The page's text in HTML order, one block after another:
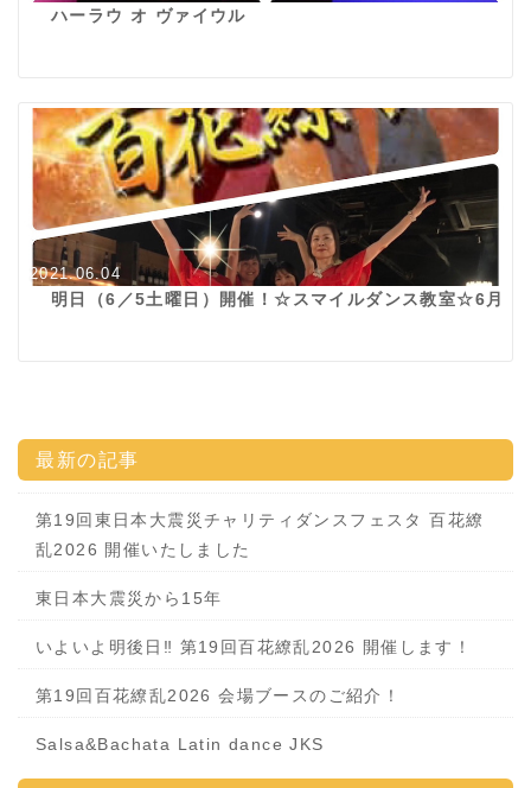
ハーラウ オ ヴァイウル
2021.06.04
明日（6／5土曜日）開催！☆スマイルダンス教室☆6月
最新の記事
第19回東日本大震災チャリティダンスフェスタ 百花繚
乱2026 開催いたしました
東日本大震災から15年
いよいよ明後日‼️ 第19回百花繚乱2026 開催します！
第19回百花繚乱2026 会場ブースのご紹介！
Salsa&Bachata Latin dance JKS